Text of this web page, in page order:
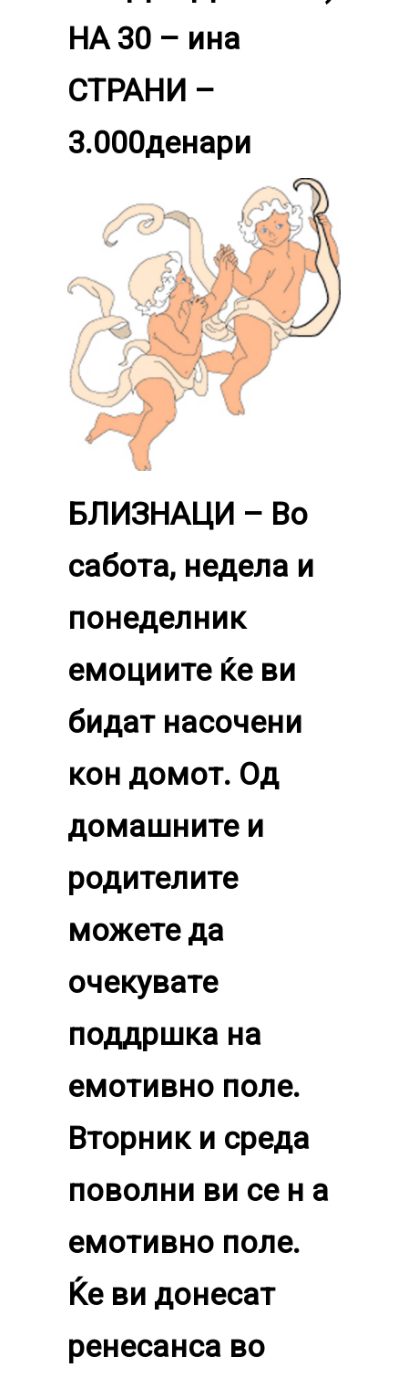
НА 30 – ина
СТРАНИ –
3.000денари
БЛИЗНАЦИ – Во
сабота, недела и
понеделник
емоциите ќе ви
бидат насочени
кон домот. Од
домашните и
родителите
можете да
очекувате
поддршка на
емотивно поле.
Вторник и среда
поволни ви се н а
емотивно поле.
Ќе ви донесат
ренесанса во